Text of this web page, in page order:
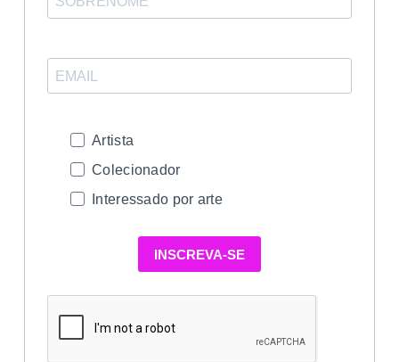
Artista
Colecionador
Interessado por arte
INSCREVA-SE